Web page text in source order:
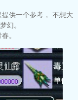
供一个参考， 不想大
幻。
。